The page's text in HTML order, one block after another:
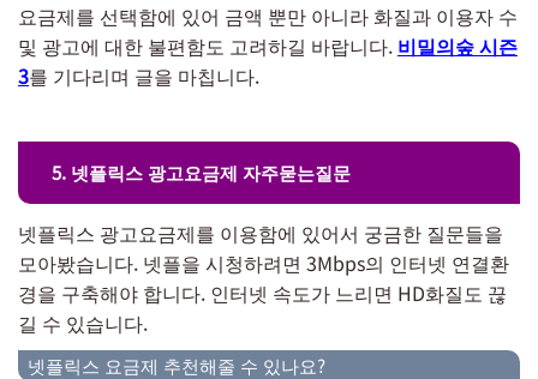
요금제를 선택함에 있어 금액 뿐만 아니라 화질과 이용자 수
및 광고에 대한 불편함도 고려하길 바랍니다. 비밀의숲 시즌
3를 기다리며 글을 마칩니다.
5. 넷플릭스 광고요금제 자주묻는질문
넷플릭스 광고요금제를 이용함에 있어서 궁금한 질문들을
모아봤습니다. 넷플을 시청하려면 3Mbps의 인터넷 연결환
경을 구축해야 합니다. 인터넷 속도가 느리면 HD화질도 끊
길 수 있습니다.
넷플릭스 요금제 추천해줄 수 있나요?